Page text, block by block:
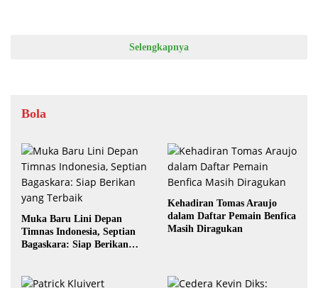
Selengkapnya
Bola
Muka Baru Lini Depan
Timnas Indonesia, Septian
Bagaskara: Siap Berikan
Kehadiran Tomas Araujo
dalam Daftar Pemain Benfica
Masih Diragukan